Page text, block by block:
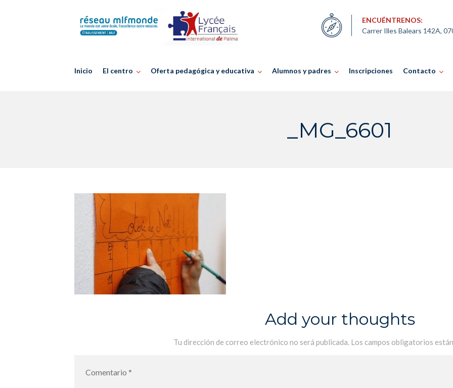
ENCUÉNTRENOS:
Carrer Illes Balears 142A,
Inicio El centro Oferta pedagógica y educativa Alumnos y padres Inscripciones Contacto
_MG_6601
Add your thoughts
Tu dirección de correo electrónico no será publicada. Los campos obligatorios